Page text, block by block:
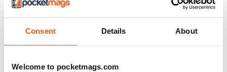
Consent Details About
Welcome to pocketmags.com
I really enjoy reading the magazine, especially as we
are all in lock down now.
Recensito 11 febbraio 2021